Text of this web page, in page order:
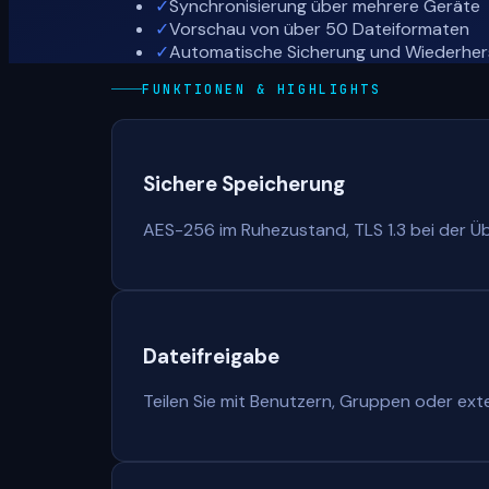
✓Synchronisierung über mehrere Geräte
✓Vorschau von über 50 Dateiformaten
✓Automatische Sicherung und
FUNKTIONEN & HIGHLIGHTS
Sichere Speicherung
AES-256 im Ruhezustand, TLS 1.3 bei der
Dateifreigabe
Teilen Sie mit Benutzern, Gruppen oder